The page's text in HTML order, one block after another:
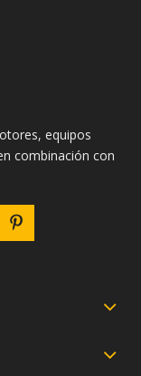
equipos
combinación con